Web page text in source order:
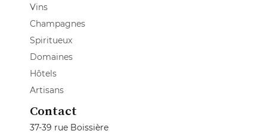
Vins
Champagnes
Spiritueux
Domaines
Hôtels
Artisans
Contact
37-39 rue Boissière